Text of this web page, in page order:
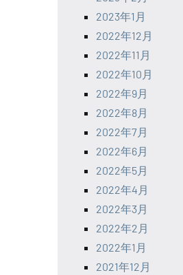
2023年1月
2022年12月
2022年11月
2022年10月
2022年9月
2022年8月
2022年7月
2022年6月
2022年5月
2022年4月
2022年3月
2022年2月
2022年1月
2021年12月